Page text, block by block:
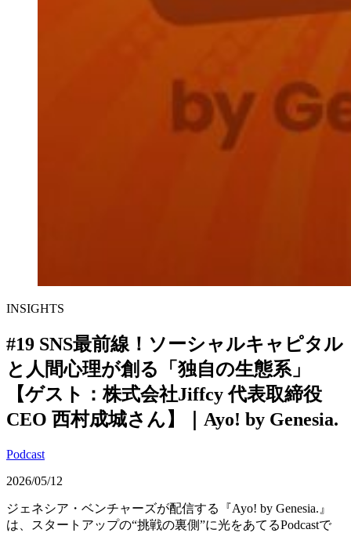
INSIGHTS
#19 SNS最前線！ソーシャルキャピタル
と人間心理が創る「独自の生態系」
【ゲスト：株式会社Jiffcy 代表取締役
CEO 西村成城さん】｜Ayo! by Genesia.
Podcast
2026/05/12
ジェネシア・ベンチャーズが配信する『Ayo! by Genesia.』
は、スタートアップの“挑戦の裏側”に光をあてるPodcastで